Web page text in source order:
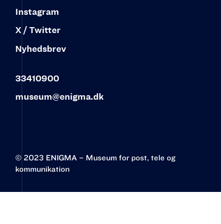
Instagram
X / Twitter
Nyhedsbrev
33410900
museum@enigma.dk
© 2023 ENIGMA – Museum for post, tele og
kommunikation‍